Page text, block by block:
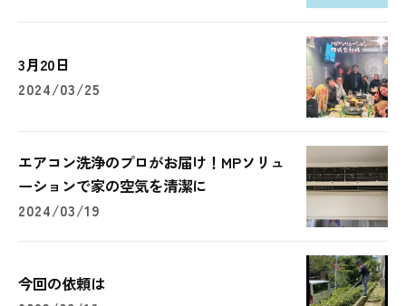
3月20日
2024/03/25
エアコン洗浄のプロがお届け！MPソリュ
ーションで家の空気を清潔に
2024/03/19
今回の依頼は